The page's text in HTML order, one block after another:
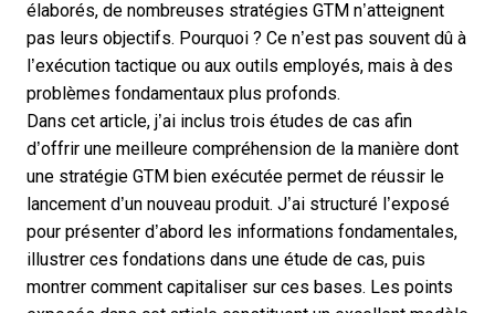
élaborés, de nombreuses stratégies GTM n’atteignent
pas leurs objectifs. Pourquoi ? Ce n’est pas souvent dû à
l’exécution tactique ou aux outils employés, mais à des
problèmes fondamentaux plus profonds.
Dans cet article, j’ai inclus trois études de cas afin
d’offrir une meilleure compréhension de la manière dont
une stratégie GTM bien exécutée permet de réussir le
lancement d’un nouveau produit. J’ai structuré l’exposé
pour présenter d’abord les informations fondamentales,
illustrer ces fondations dans une étude de cas, puis
montrer comment capitaliser sur ces bases. Les points